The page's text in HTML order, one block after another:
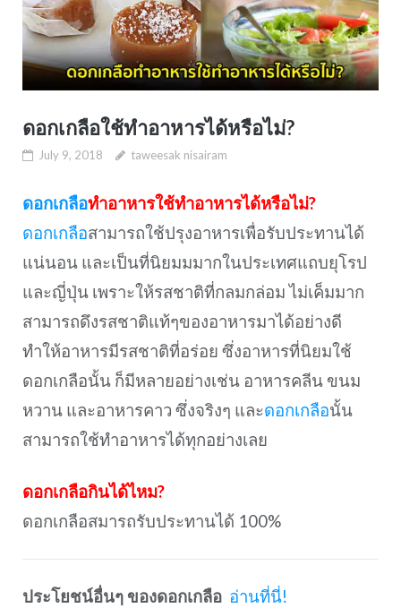
ดอกเกลือใช้ทำอาหารได้หรือไม่?
July 9, 2018 taweesak nisairam
ดอกเกลือทำอาหารใช้ทำอาหารได้หรือไม่?
ดอกเกลือสามารถใช้ปรุงอาหารเพื่อรับประทานได้
แน่นอน และเป็นที่นิยมมมากในประเทศแถบยุโรป
และญี่ปุ่น เพราะให้รสชาติที่กลมกล่อม ไม่เค็มมาก
สามารถดึงรสชาติแท้ๆของอาหารมาได้อย่างดี
ทำให้อาหารมีรสชาติที่อร่อย ซึ่งอาหารที่นิยมใช้
ดอกเกลือนั้น ก็มีหลายอย่างเช่น อาหารคลีน ขนม
หวาน และอาหารคาว ซึ่งจริงๆ และดอกเกลือนั้น
สามารถใช้ทำอาหารได้ทุกอย่างเลย
ดอกเกลือกินได้ไหม?
ดอกเกลือสมารถรับประทานได้ 100%
ประโยชน์อื่นๆ ของดอกเกลือ อ่านที่นี่!